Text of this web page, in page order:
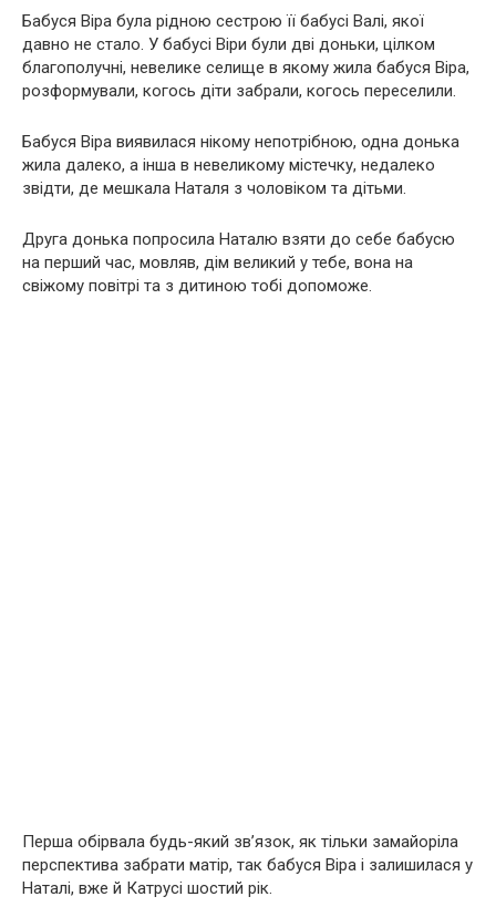
Бабуся Віра була рідною сестрою її бабусі Валі, якої
давно не стало. У бабусі Віри були дві доньки, цілком
благополучні, невелике селище в якому жила бабуся Віра,
розформували, когось діти забрали, когось переселили.
Бабуся Віра виявилася нікому непотрібною, одна донька
жила далеко, а інша в невеликому містечку, недалеко
звідти, де мешкала Наталя з чоловіком та дітьми.
Друга донька попросила Наталю взяти до себе бабусю
на перший час, мовляв, дім великий у тебе, вона на
свіжому повітрі та з дитиною тобі допоможе.
Перша обірвала будь-який зв’язок, як тільки замайоріла
перспектива забрати матір, так бабуся Віра і залишилася у
Наталі, вже й Катрусі шостий рік.